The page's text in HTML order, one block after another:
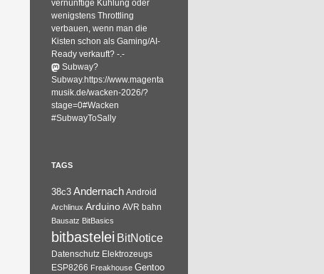
vernünftige Kühlung oder
wenigstens Throttling
verbauen, wenn man die
Kisten schon als Gaming/AI-
Ready verkauft? -.-
Subway?
Subway.https://www.magenta
musik.de/wacken-2026/?
stage=0#Wacken
#SubwayToSally
TAGS
38c3 Andernach Android
Archlinux Arduino AVR bahn
Bausatz BitBasics
bitbastelei BitNotice
Datenschutz Elektrozeugs
ESP8266 Freakhouse Gentoo